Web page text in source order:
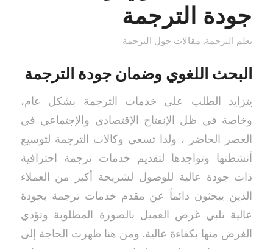
جودة الترجمة
تعلم الترجمة, مقالات حول الترجمة
البحث اللغوي وضمان جودة الترجمة
يتزايد الطلب على خدمات الترجمة بشكل عام،
وخاصة في ظل الإنفتاح الإقتصادي والإجتماعي في
العصر الحاضر ، ولذا تسعى وكالات الترجمة لتوسيع
أنشطتها وتواجدها لتقديم خدمات ترجمة احترافية
ذات جودة عالية للوصول لشريحة أكبر من العملاء
الذين يبحثون دائماً عن مقدم خدمات ترجمة بجودة
عالية تلبي غرض العميل بالصورة المطلوبة وتؤدي
الغرض منها بكفاءة عالية. ومن هنا ظهرت الحاجة إلى